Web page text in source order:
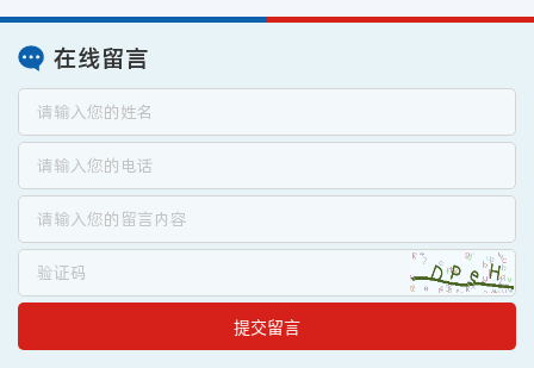
在线留言
提交留言